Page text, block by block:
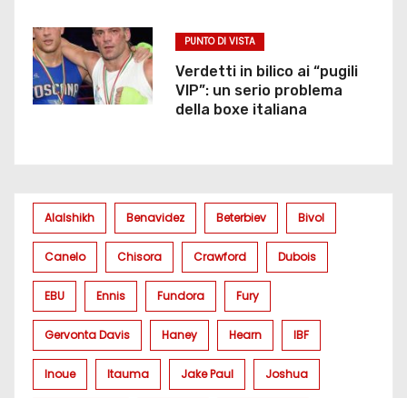
PUNTO DI VISTA
Verdetti in bilico ai “pugili
VIP”: un serio problema
della boxe italiana
Alalshikh Benavidez Beterbiev Bivol
Canelo Chisora Crawford Dubois
EBU Ennis Fundora Fury
Gervonta Davis Haney Hearn IBF
Inoue Itauma Jake Paul Joshua